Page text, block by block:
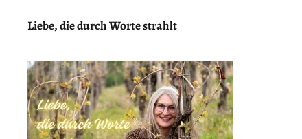
Liebe, die durch Worte strahlt